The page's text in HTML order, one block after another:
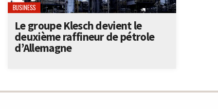
BUSINESS
Le groupe Klesch devient le
deuxième raffineur de pétrole
d’Allemagne